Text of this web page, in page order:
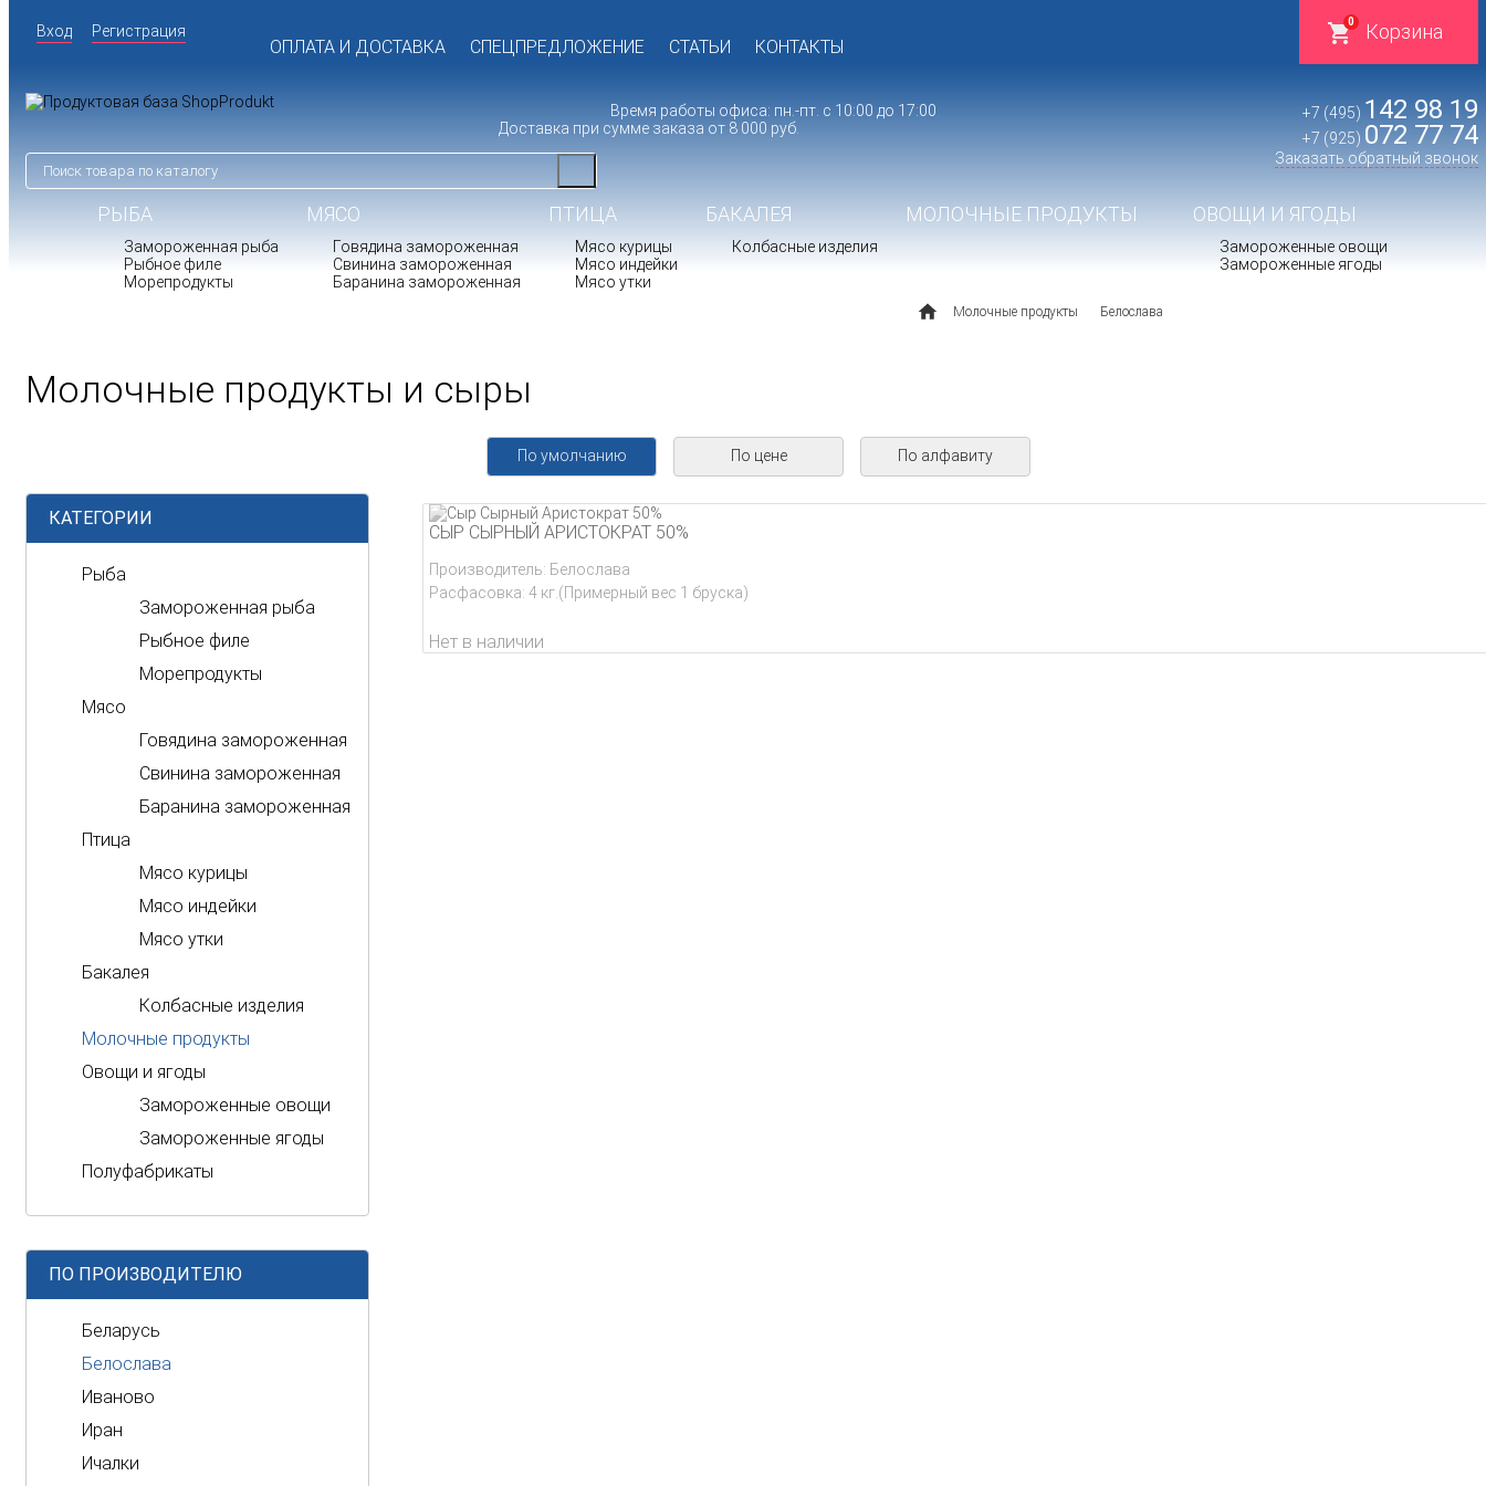
Корзина
0
Вход Регистрация
ОПЛАТА И ДОСТАВКА СПЕЦПРЕДЛОЖЕНИЕ СТАТЬИ КОНТАКТЫ
+7 (495) 142 98 19
+7 (925) 072 77 74
Заказать обратный звонок
Время работы офиса: пн.-пт. с 10:00 до 17:00
Доставка при сумме заказа от 8 000 руб.
РЫБА
Замороженная рыба
Рыбное филе
Морепродукты
МЯСО
Говядина замороженная
Свинина замороженная
Баранина замороженная
ПТИЦА
Мясо курицы
Мясо индейки
Мясо утки
БАКАЛЕЯ
Колбасные изделия
МОЛОЧНЫЕ ПРОДУКТЫ ОВОЩИ И ЯГОДЫ
Замороженные овощи
Замороженные ягоды
Молочные продукты Белослава
Молочные продукты и сыры
По умолчанию По цене По алфавиту
СЫР СЫРНЫЙ АРИСТОКРАТ 50%
Производитель: Белослава
Расфасовка: 4 кг.(Примерный вес 1 бруска)
Нет в наличии
КАТЕГОРИИ
Рыба
Замороженная рыба
Рыбное филе
Морепродукты
Мясо
Говядина замороженная
Свинина замороженная
Баранина замороженная
Птица
Мясо курицы
Мясо индейки
Мясо утки
Бакалея
Колбасные изделия
Молочные продукты
Овощи и ягоды
Замороженные овощи
Замороженные ягоды
Полуфабрикаты
ПО ПРОИЗВОДИТЕЛЮ
Беларусь
Белослава
Иваново
Иран
Ичалки